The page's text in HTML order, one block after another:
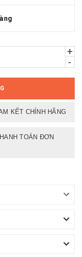
+
-
KẾT CHÍNH HÃNG
TOÁN ĐƠN